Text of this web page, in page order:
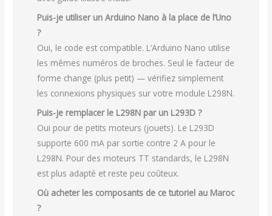
Puis-je utiliser un Arduino Nano à la place de l’Uno
?
Oui, le code est compatible. L’Arduino Nano utilise
les mêmes numéros de broches. Seul le facteur de
forme change (plus petit) — vérifiez simplement
les connexions physiques sur votre module L298N.
Puis-je remplacer le L298N par un L293D ?
Oui pour de petits moteurs (jouets). Le L293D
supporte 600 mA par sortie contre 2 A pour le
L298N. Pour des moteurs TT standards, le L298N
est plus adapté et reste peu coûteux.
Où acheter les composants de ce tutoriel au Maroc
?